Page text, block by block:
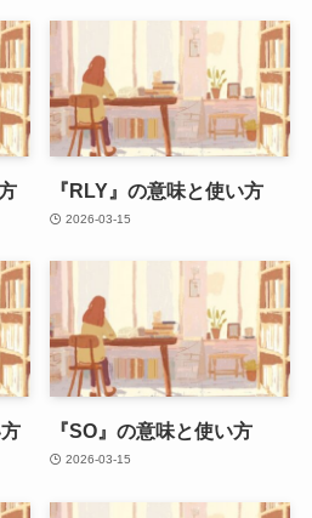
『RLY』の意味と使い方
2026-03-15
『SO』の意味と使い方
2026-03-15